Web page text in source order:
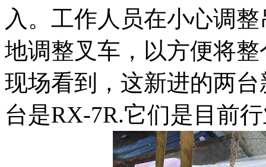
入。工作人员在小心调
地调整叉车，以方便将
现场看到，这新进的两
台是RX-7R.它们是目前